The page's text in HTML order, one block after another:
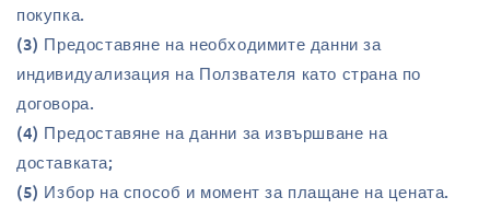
покупка.
(3) Предоставяне на необходимите данни за
индивидуализация на Ползвателя като страна по
договора.
(4) Предоставяне на данни за извършване на
доставката;
(5) Избор на способ и момент за плащане на цената.